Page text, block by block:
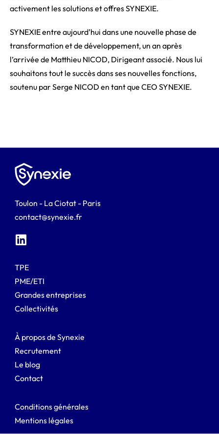
activement les solutions et offres SYNEXIE.
SYNEXIE entre aujourd’hui dans une nouvelle phase de
transformation et de développement, un an après
l’arrivée de Matthieu NICOD, Dirigeant associé. Nous lui
souhaitons tout le succès dans ses nouvelles fonctions,
soutenu par Serge NICOD en tant que CEO SYNEXIE.
Toulon - La Ciotat - Paris
contact@synexie.fr
TPE
PME/ETI
Grandes entreprises
Collectivités
À propos de Synexie
Recrutement
Le blog
Contact
Conditions générales
Mentions légales